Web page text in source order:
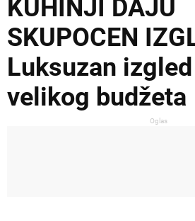
KUHINJI DAJU
SKUPOCEN
Luksuzan
velikog budžeta
Oglas